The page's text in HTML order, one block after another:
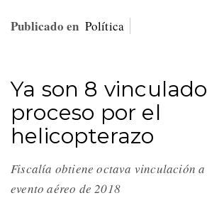
Publicado en Política
Ya son 8
proceso por el
helicopterazo
Fiscalía obtiene octava vinculación
evento aéreo de 2018